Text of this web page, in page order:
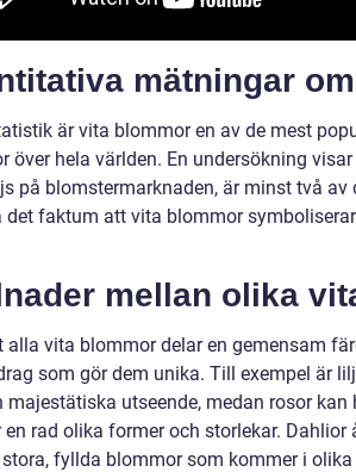
mätningar
är vita blommor en av de mest
över hela världen. En undersökning
på blomstermarknaden, är minst två
det faktum att vita blommor
mellan olika
alla vita blommor delar en gemensam
som gör dem unika. Till exempel är
majestätiska utseende, medan rosor
en rad olika former och storlekar.
fyllda blommor som kommer i olika